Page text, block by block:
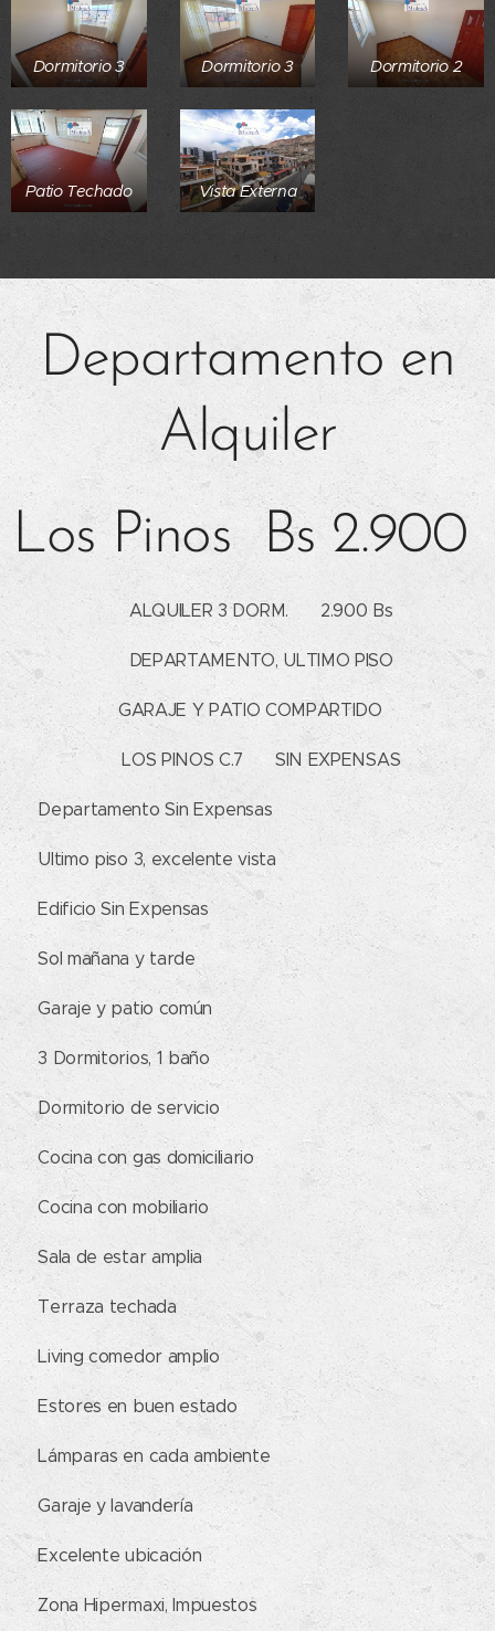
Dormitorio 3 Dormitorio 3 Dormitorio 2
Patio Techado Vista Externa
Departamento en
Alquiler
Los Pinos Bs 2.900
🌞 ALQUILER 3 DORM. 💲 2.900 Bs
🏡 DEPARTAMENTO, ULTIMO PISO
🚗 GARAJE Y PATIO COMPARTIDO👌🏻
📌 LOS PINOS C.7 ☀ SIN EXPENSAS
✔ Departamento Sin Expensas
✔ Ultimo piso 3, excelente vista
✔ Edificio Sin Expensas
✔ Sol mañana y tarde
✔ Garaje y patio común
✔ 3 Dormitorios, 1 baño
✔ Dormitorio de servicio
✔ Cocina con gas domiciliario
✔ Cocina con mobiliario
✔ Sala de estar amplia
✔ Terraza techada
✔ Living comedor amplio
✔ Estores en buen estado
✔ Lámparas en cada ambiente
✔ Garaje y lavandería
✔ Excelente ubicación
✔ Zona Hipermaxi, Impuestos